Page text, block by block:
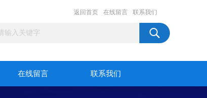
返回首页 在线留言 联系我们
在线留言 联系我们